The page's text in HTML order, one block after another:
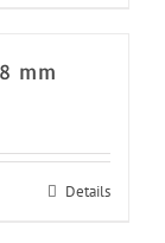
mm
Details